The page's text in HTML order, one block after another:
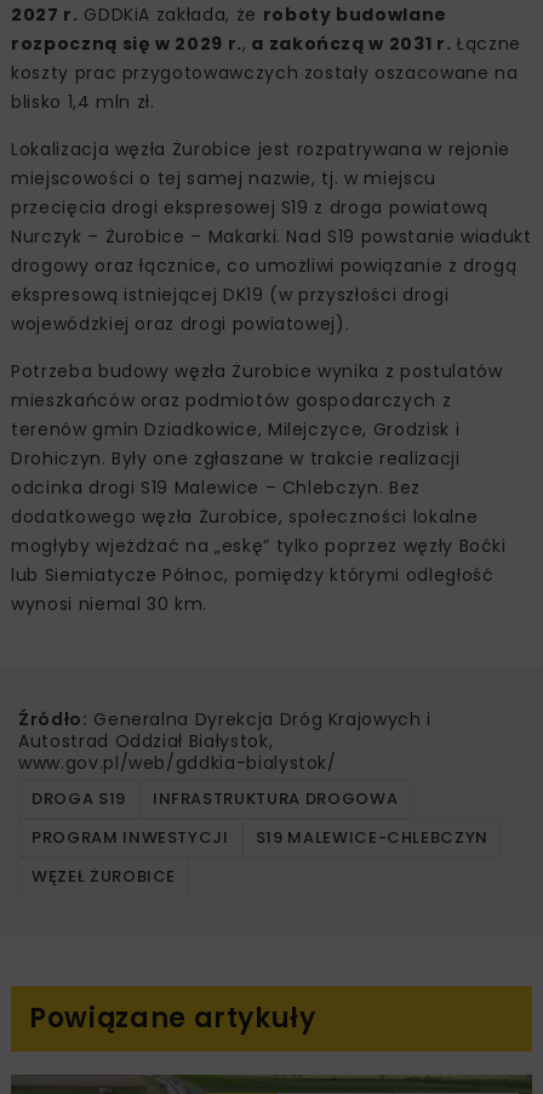
2027 r. GDDKiA zakłada, że roboty budowlane
rozpoczną się w 2029 r., a zakończą w 2031 r. Łączne
koszty prac przygotowawczych zostały oszacowane na
blisko 1,4 mln zł.
Lokalizacja węzła Żurobice jest rozpatrywana w rejonie
miejscowości o tej samej nazwie, tj. w miejscu
przecięcia drogi ekspresowej S19 z droga powiatową
Nurczyk – Żurobice – Makarki. Nad S19 powstanie wiadukt
drogowy oraz łącznice, co umożliwi powiązanie z drogą
ekspresową istniejącej DK19 (w przyszłości drogi
wojewódzkiej oraz drogi powiatowej).
Potrzeba budowy węzła Żurobice wynika z postulatów
mieszkańców oraz podmiotów gospodarczych z
terenów gmin Dziadkowice, Milejczyce, Grodzisk i
Drohiczyn. Były one zgłaszane w trakcie realizacji
odcinka drogi S19 Malewice – Chlebczyn. Bez
dodatkowego węzła Żurobice, społeczności lokalne
mogłyby wjeżdżać na „eskę” tylko poprzez węzły Boćki
lub Siemiatycze Północ, pomiędzy którymi odległość
wynosi niemal 30 km.
Źródło: Generalna Dyrekcja Dróg Krajowych i
Autostrad Oddział Białystok,
www.gov.pl/web/gddkia-bialystok/
DROGA S19
INFRASTRUKTURA DROGOWA
PROGRAM INWESTYCJI
S19 MALEWICE-CHLEBCZYN
WĘZEŁ ŻUROBICE
Powiązane artykuły